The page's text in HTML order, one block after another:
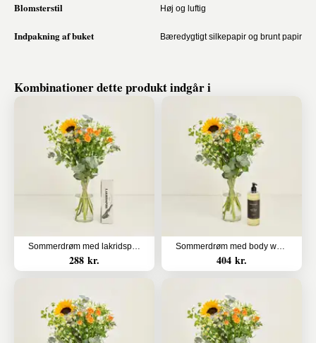
Blomsterstil Høj og luftig
Indpakning af buket Bæredygtigt silkepapir og brunt papir
Kombinationer dette produkt indgår i
Sommerdrøm med lakridspibe
288 kr.
Sommerdrøm med body wash
404 kr.